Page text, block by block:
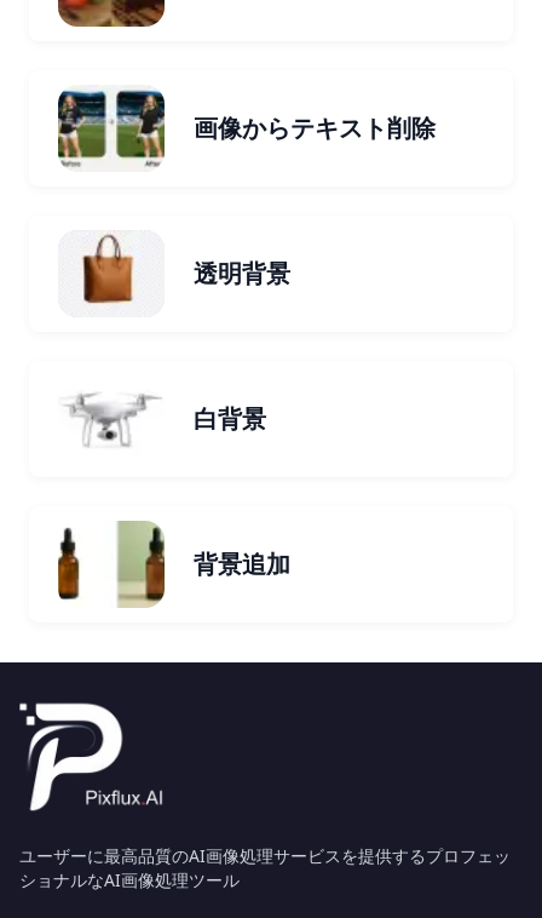
画像からテキスト削除
透明背景
白背景
背景追加
ユーザーに最高品質のAI画像処理サービスを提供するプロフェッ
ショナルなAI画像処理ツール